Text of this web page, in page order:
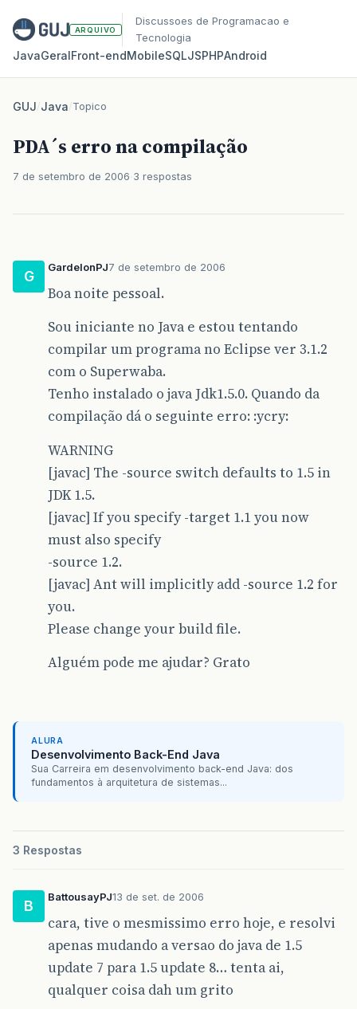
ARQUIVO
Discussoes de Programacao e
Tecnologia
JavaGeralFront‑endMobileSQLJSPHPAndroid
GUJ/Java/Topico
PDA´s erro na compilação
7 de setembro de 2006 3 respostas
G
GardelonPJ7 de setembro de 2006
Boa noite pessoal.
Sou iniciante no Java e estou tentando
compilar um programa no Eclipse ver 3.1.2
com o Superwaba.
Tenho instalado o java Jdk1.5.0. Quando da
compilação dá o seguinte erro: :ycry:
WARNING
[javac] The -source switch defaults to 1.5 in
JDK 1.5.
[javac] If you specify -target 1.1 you now
must also specify
-source 1.2.
[javac] Ant will implicitly add -source 1.2 for
you.
Please change your build file.
Alguém pode me ajudar? Grato
ALURA
Desenvolvimento Back-End Java
Sua Carreira em desenvolvimento back-end Java: dos
fundamentos à arquitetura de sistemas...
3 Respostas
B
BattousayPJ13 de set. de 2006
cara, tive o mesmissimo erro hoje, e resolvi
apenas mudando a versao do java de 1.5
update 7 para 1.5 update 8… tenta ai,
qualquer coisa dah um grito